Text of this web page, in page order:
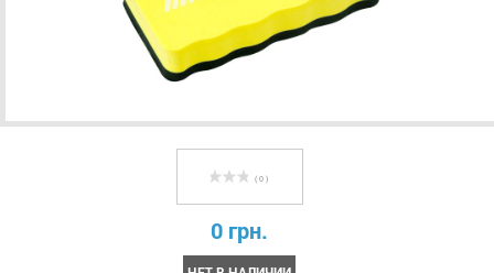
( 0 )
0 грн.